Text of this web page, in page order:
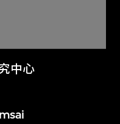
中心
十一世纪视觉